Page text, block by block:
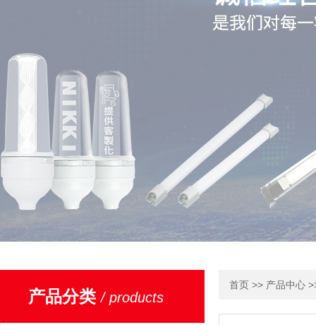
产品分类/ products
首页 >> 产品中心